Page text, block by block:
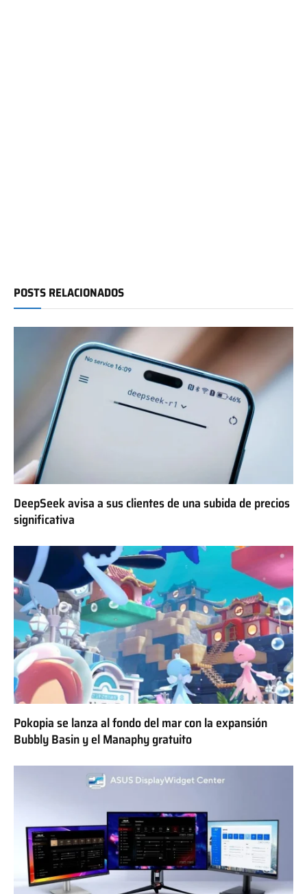
POSTS RELACIONADOS
DeepSeek avisa a sus clientes de una subida de precios
significativa
Pokopia se lanza al fondo del mar con la expansión
Bubbly Basin y el Manaphy gratuito